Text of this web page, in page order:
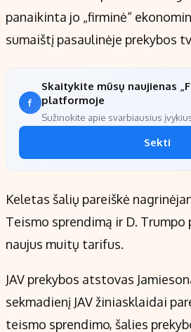
panaikinta jo „firminė“
sumaištį pasaulinėje prekybos
Skaitykite mūsų naujienas
platformoje
Sužinokite apie svarbiausius
Sekti
Keletas šalių pareiškė
Teismo sprendimą ir D. Trumpo
naujus muitų tarifus.
JAV prekybos atstovas
sekmadienį JAV žiniasklaidai
teismo sprendimo, šalies